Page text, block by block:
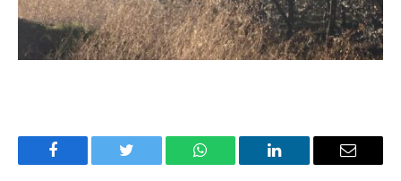
Facebook Twitter WhatsApp LinkedIn Email